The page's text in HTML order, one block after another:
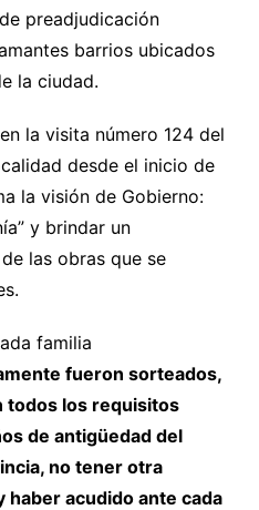
preadjudicación
barrios ubicados
la ciudad.
la visita número 124 del
desde el inicio de
la visión de Gobierno:
y brindar un
las obras que se
familia
fueron sorteados,
todos los requisitos
de antigüedad del
no tener otra
haber acudido ante cada